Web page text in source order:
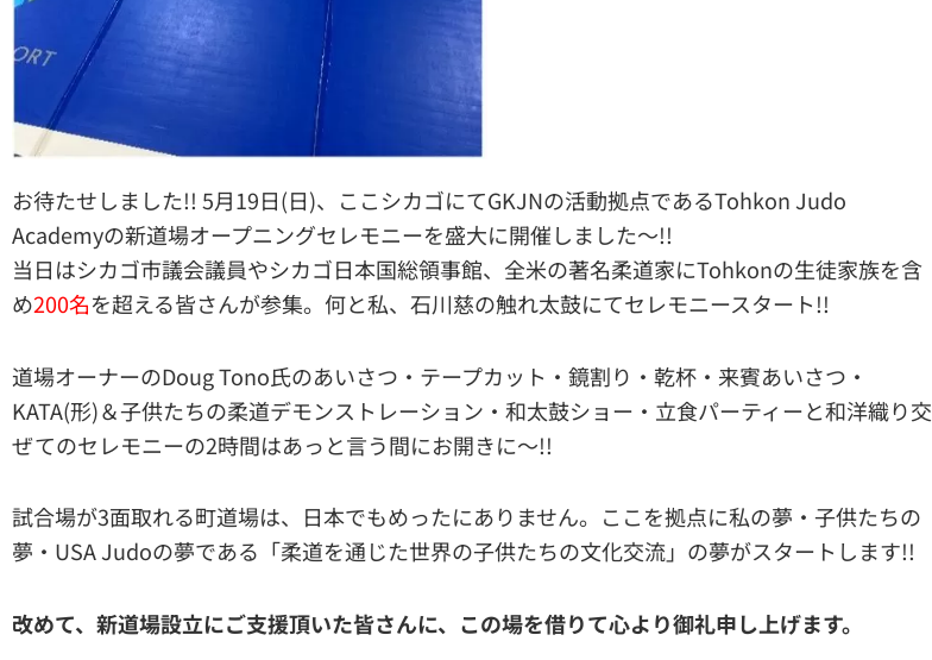
お待たせしました!! 5月19日(日)、ここシカゴにてGKJNの活動拠点であるTohkon Judo
Academyの新道場オープニングセレモニーを盛大に開催しました～!!
当日はシカゴ市議会議員やシカゴ日本国総領事館、全米の著名柔道家にTohkonの生徒家族を含
め200名を超える皆さんが参集。何と私、石川慈の触れ太鼓にてセレモニースタート!!
道場オーナーのDoug Tono氏のあいさつ・テープカット・鏡割り・乾杯・来賓あいさつ・
KATA(形)＆子供たちの柔道デモンストレーション・和太鼓ショー・立食パーティーと和洋織り交
ぜてのセレモニーの2時間はあっと言う間にお開きに～!!
試合場が3面取れる町道場は、日本でもめったにありません。ここを拠点に私の夢・子供たちの
夢・USA Judoの夢である「柔道を通じた世界の子供たちの文化交流」の夢がスタートします!!
改めて、新道場設立にご支援頂いた皆さんに、この場を借りて心より御礼申し上げます。